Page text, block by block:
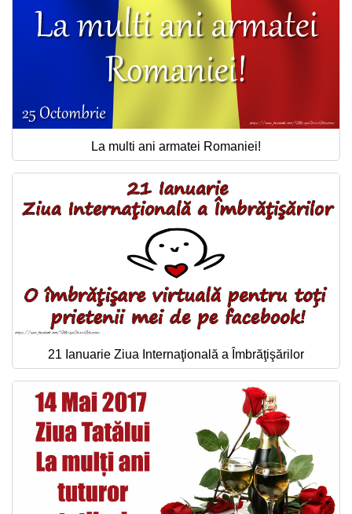
La multi ani armatei Romaniei!
21 Ianuarie Ziua Internaţională a Îmbrăţişărilor